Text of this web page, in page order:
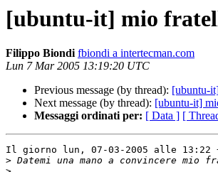
[ubuntu-it] mio
Filippo Biondi fbiondi a intertecman.com
Lun 7 Mar 2005 13:19:20 UTC
Previous message (by thread): [ubuntu-
Next message (by thread): [ubuntu-it]
Messaggi ordinati per: [ Data ] [
Il giorno lun, 07-03-2005 alle 13:22
>